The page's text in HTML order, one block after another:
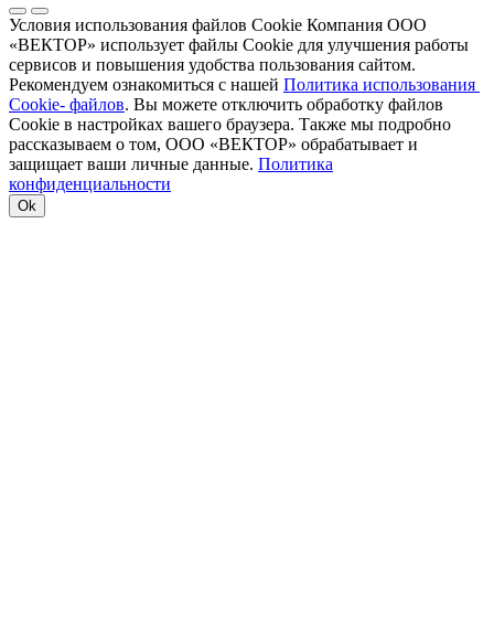
Условия использования файлов Cookie Компания ООО
«ВЕКТОР» использует файлы Cookie для улучшения работы
сервисов и повышения удобства пользования сайтом.
Рекомендуем ознакомиться с нашей Политика использования
Cookie- файлов. Вы можете отключить обработку файлов
Cookie в настройках вашего браузера. Также мы подробно
рассказываем о том, ООО «ВЕКТОР» обрабатывает и
защищает ваши личные данные. Политика
конфиденциальности
Ok